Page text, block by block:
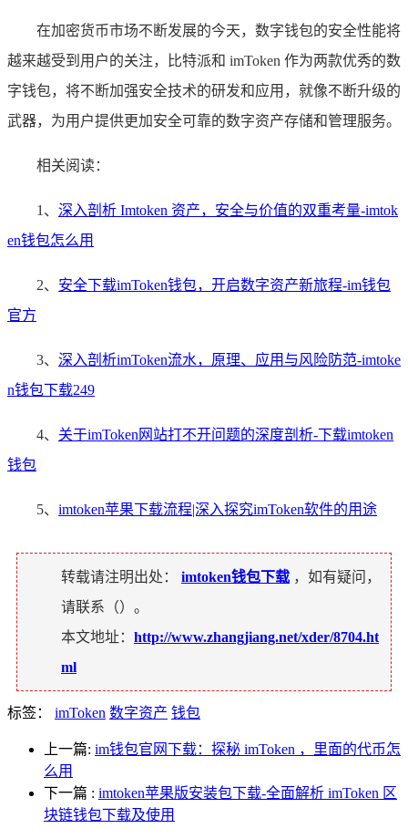
在加密货币市场不断发展的今天，数字钱包的安全性能将
越来越受到用户的关注，比特派和 imToken 作为两款优秀的数
字钱包，将不断加强安全技术的研发和应用，就像不断升级的
武器，为用户提供更加安全可靠的数字资产存储和管理服务。
相关阅读：
1、 深入剖析 Imtoken 资产，安全与价值的双重考量-imtok
en钱包怎么用
2、 安全下载imToken钱包，开启数字资产新旅程-im钱包
官方
3、 深入剖析imToken流水，原理、应用与风险防范-imtoke
n钱包下载249
4、 关于imToken网站打不开问题的深度剖析-下载imtoken
钱包
5、 imtoken苹果下载流程|深入探究imToken软件的用途
转载请注明出处： imtoken钱包下载 ，如有疑问，
请联系（）。
本文地址： http://www.zhangjiang.net/xder/8704.ht
ml
标签： imToken 数字资产 钱包
上一篇: im钱包官网下载：探秘 imToken ，里面的代币怎
么用
下一篇 : imtoken苹果版安装包下载-全面解析 imToken 区
块链钱包下载及使用